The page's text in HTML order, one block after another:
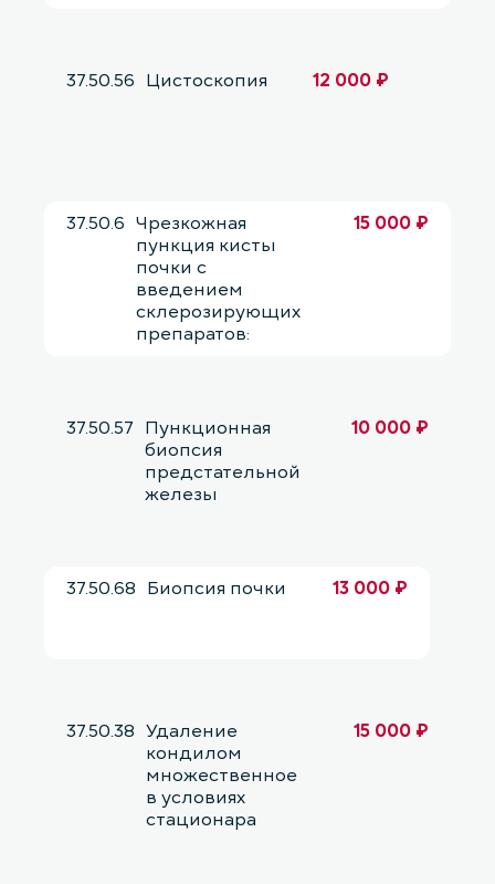
37.50.56 Цистоскопия 12 000 ₽
37.50.6 Чрезкожная
пункция кисты
почки с
введением
склерозирующих
препаратов:
15 000 ₽
37.50.57 Пункционная
биопсия
предстательной
железы
10 000 ₽
37.50.68 Биопсия почки 13 000 ₽
37.50.38 Удаление
кондилом
множественное
в условиях
стационара
15 000 ₽